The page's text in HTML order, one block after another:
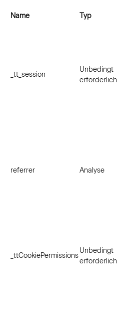
Name Typ
_tt_session
Unbedingt
erforderlich
referrer Analyse
_ttCookiePermissions
Unbedingt
erforderlich